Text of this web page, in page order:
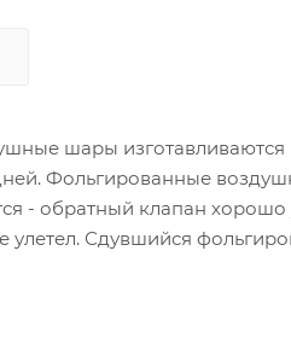
шары изготавливаются
Фольгированные
- обратный клапан
улетел. Сдувшийся